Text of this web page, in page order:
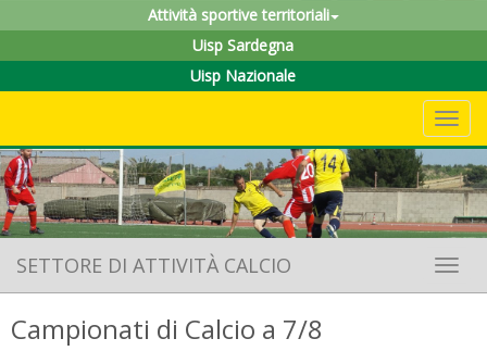
Attività sportive territoriali
Uisp Sardegna
Uisp Nazionale
SETTORE DI ATTIVITÀ CALCIO
Campionati di Calcio a 7/8